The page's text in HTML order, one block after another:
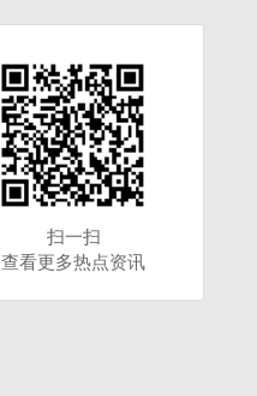
扫一扫
查看更多热点资讯
扫一扫
查看更多热点资讯